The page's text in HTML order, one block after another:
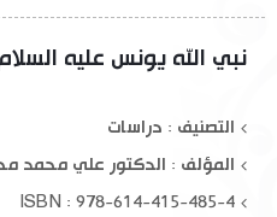
نبي الله يونس عليه
التصنيف : دراسات
المؤلف : الدكتور علي محمد
ISBN : 978-614-415-485-4